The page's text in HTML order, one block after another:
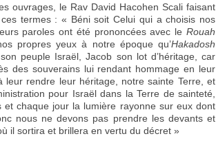
ouvrages, le Rav David Hacohen Scali faisant
termes : « Béni soit Celui qui a choisis nos
paroles ont été prononcées avec le Rouah
propres yeux à notre époque qu’Hakadosh
peuple Israël, Jacob son lot d’héritage, car
des souverains lui rendant hommage en leur
rendre leur héritage, notre sainte Terre, et
pour Israël dans la Terre de sainteté,
chaque jour la lumière rayonne sur eux dont
nous ne devons pas prendre les devants et
il sortira et brillera en vertu du décret »